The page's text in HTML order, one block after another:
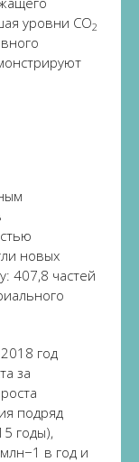
уровни CO2
новых
407,8 частей
год
за
подряд
годы),
в год и